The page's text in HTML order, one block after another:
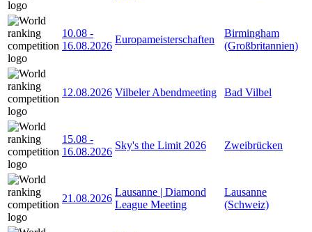
10.08 -
16.08.2026
Europameisterschaften
Birmingham
(Großbritannien)
12.08.2026 Vilbeler Abendmeeting Bad Vilbel
15.08 -
16.08.2026
Sky's the Limit 2026 Zweibrücken
21.08.2026
Lausanne | Diamond
League Meeting
Lausanne
(Schweiz)